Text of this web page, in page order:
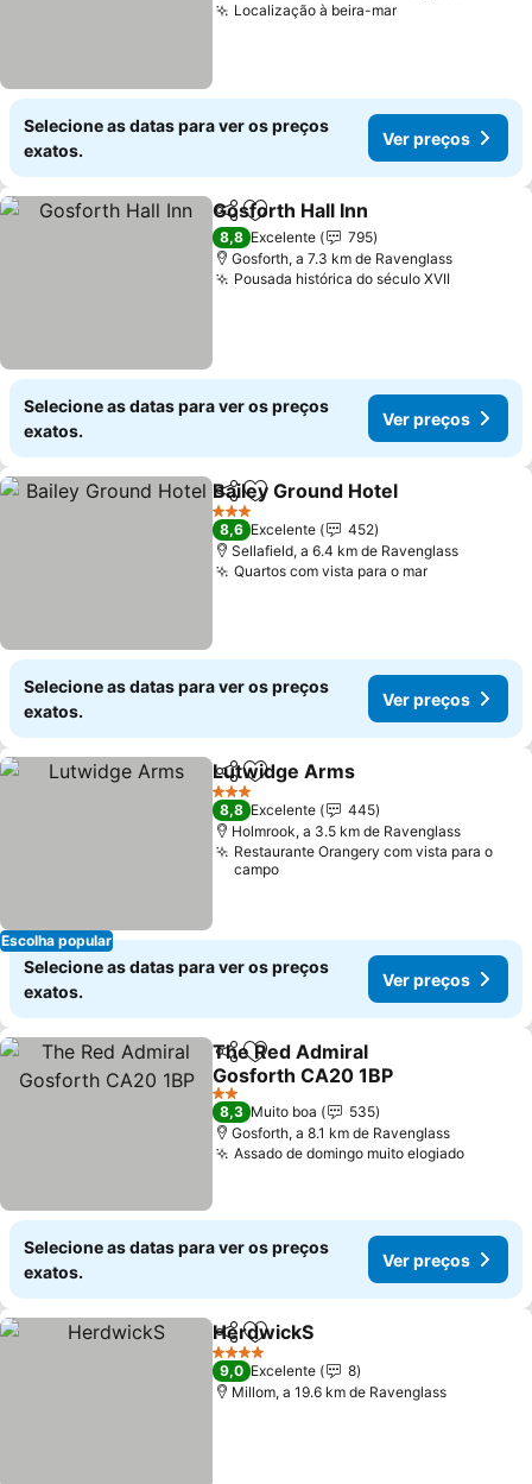
Localização à beira-mar
Selecione as datas para ver os preços
exatos.
Ver preços
PartilharAdicionar aos favoritos
Gosforth Hall Inn
8,8 Excelente
795
Gosforth, a 7.3 km de Ravenglass
Pousada histórica do século XVII
Selecione as datas para ver os preços
exatos.
Ver preços
PartilharAdicionar aos favoritos
Bailey Ground Hotel
3 Estrelas
8,6 Excelente
452
Sellafield, a 6.4 km de Ravenglass
Quartos com vista para o mar
Selecione as datas para ver os preços
exatos.
Ver preços
Escolha popular
PartilharAdicionar aos favoritos
Lutwidge Arms
3 Estrelas
8,8 Excelente
445
Holmrook, a 3.5 km de Ravenglass
Restaurante Orangery com vista para o
campo
Selecione as datas para ver os preços
exatos.
Ver preços
PartilharAdicionar aos favoritos
The Red Admiral
Gosforth CA20 1BP
2 Estrelas
8,3 Muito boa
535
Gosforth, a 8.1 km de Ravenglass
Assado de domingo muito elogiado
Selecione as datas para ver os preços
exatos.
Ver preços
PartilharAdicionar aos favoritos
HerdwickS
4 Estrelas
9,0 Excelente
8
Millom, a 19.6 km de Ravenglass